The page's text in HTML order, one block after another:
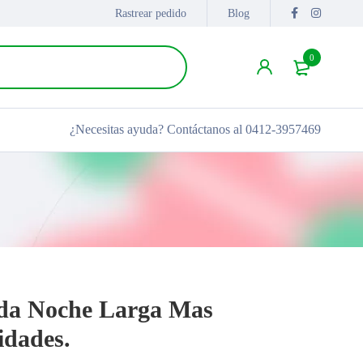
Rastrear pedido Blog
0
¿Necesitas ayuda? Contáctanos al 0412-3957469
Noche Larga Mas